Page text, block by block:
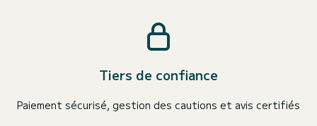
Tiers de confiance
Paiement sécurisé, gestion des cautions et avis certifiés